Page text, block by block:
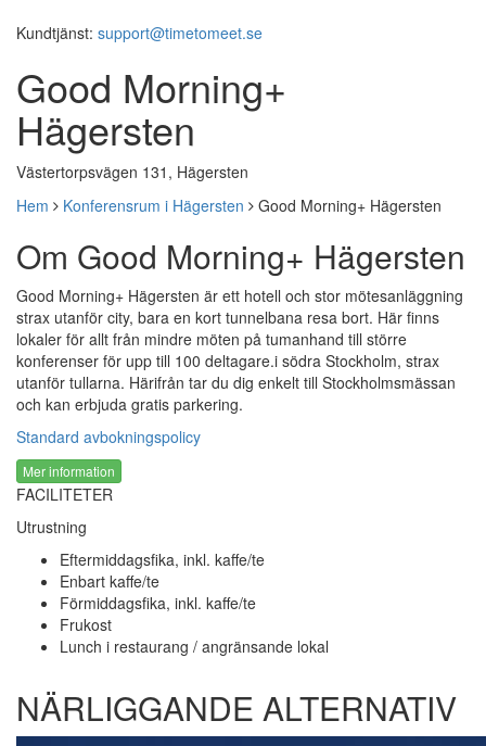
Kundtjänst: support@timetomeet.se
Good Morning+
Hägersten
Västertorpsvägen 131, Hägersten
Hem
Konferensrum i Hägersten Good Morning+ Hägersten
Om Good Morning+ Hägersten
Good Morning+ Hägersten är ett hotell och stor mötesanläggning
strax utanför city, bara en kort tunnelbana resa bort. Här finns
lokaler för allt från mindre möten på tumanhand till större
konferenser för upp till 100 deltagare.i södra Stockholm, strax
utanför tullarna. Härifrån tar du dig enkelt till Stockholmsmässan
och kan erbjuda gratis parkering.
Standard avbokningspolicy
Mer information
FACILITETER
Utrustning
Eftermiddagsfika, inkl. kaffe/te
Enbart kaffe/te
Förmiddagsfika, inkl. kaffe/te
Frukost
Lunch i restaurang / angränsande lokal
NÄRLIGGANDE ALTERNATIV